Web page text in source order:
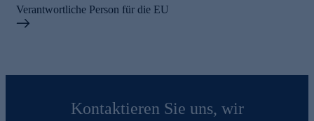
Verantwortliche Person für die EU
Kontaktieren Sie uns, wir